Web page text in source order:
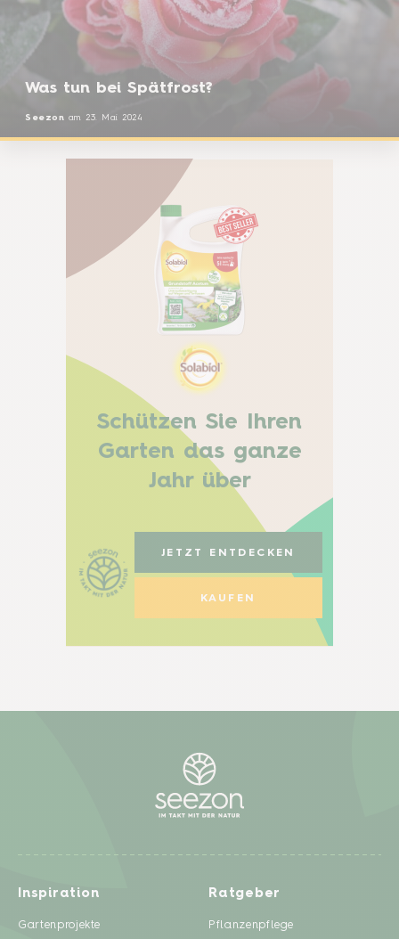
Was tun bei Spätfrost?
Seezon am 23. Mai 2024
Schützen Sie Ihren
Garten das ganze
Jahr über
JETZT ENTDECKEN
KAUFEN
Inspiration
Gartenprojekte
Ratgeber
Pflanzenpflege